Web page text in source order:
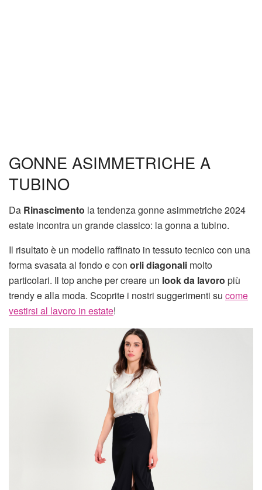
GONNE ASIMMETRICHE A
TUBINO
Da Rinascimento la tendenza gonne asimmetriche 2024
estate incontra un grande classico: la gonna a tubino.
Il risultato è un modello raffinato in tessuto tecnico con una
forma svasata al fondo e con orli diagonali molto
particolari. Il top anche per creare un look da lavoro più
trendy e alla moda. Scoprite i nostri suggerimenti su come
vestirsi al lavoro in estate!